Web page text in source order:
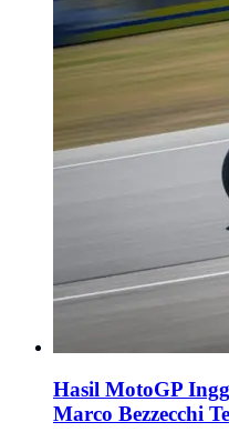
Hasil MotoGP
Marco Bezzecchi